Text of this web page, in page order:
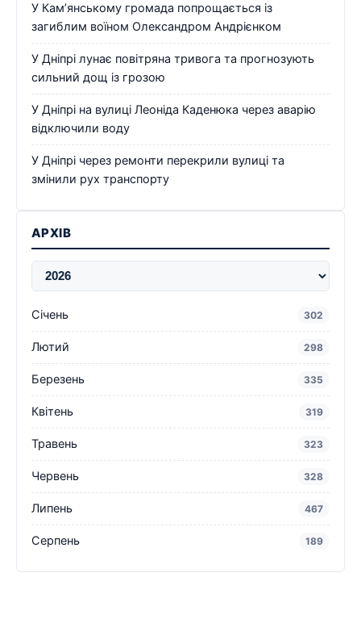
У Кам’янському громада попрощається із
загиблим воїном Олександром Андрієнком
У Дніпрі лунає повітряна тривога та прогнозують
сильний дощ із грозою
У Дніпрі на вулиці Леоніда Каденюка через аварію
відключили воду
У Дніпрі через ремонти перекрили вулиці та
змінили рух транспорту
АРХІВ
Січень 302
Лютий 298
Березень 335
Квітень 319
Травень 323
Червень 328
Липень 467
Серпень 189